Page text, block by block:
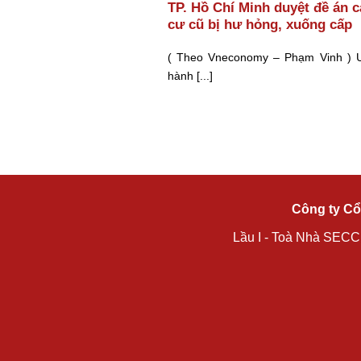
TP. Hồ Chí Minh duyệt đề án
cư cũ bị hư hỏng, xuống cấp
( Theo Vneconomy – Phạm Vinh )
hành [...]
Công ty
Lầu I - Toà Nhà